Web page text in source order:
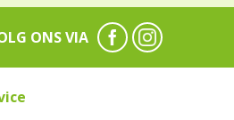
ONS VIA